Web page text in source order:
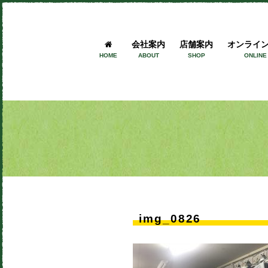
HOME
会社案内
ABOUT
店舗案内
SHOP
オンライ
img_0826